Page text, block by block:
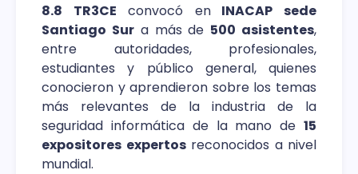
8.8 TR3CE convocó enINACAP sede
Santiago Sura más de 500 asistentes,
entre autoridades, profesionales,
estudiantes y público general, quienes
conocieron y aprendieron sobre los temas
más relevantes de la industria de la
seguridad informática de la mano de 15
expositores expertosreconocidos a nivel
mundial.